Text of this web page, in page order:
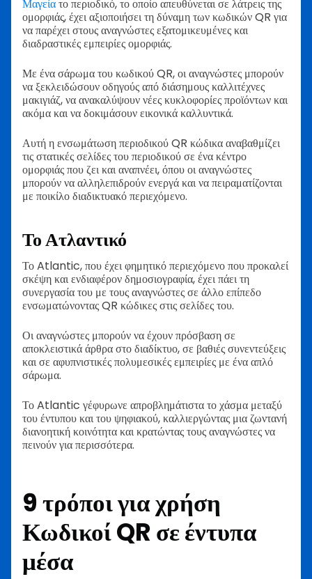
Μαγείατο περιοδικό, το οποίο απευθύνεται σε λάτρεις της
ομορφιάς, έχει αξιοποιήσει τη δύναμη των κωδικών QR για
να παρέχει στους αναγνώστες εξατομικευμένες και
διαδραστικές εμπειρίες ομορφιάς.
Με ένα σάρωμα του κωδικού QR, οι αναγνώστες μπορούν
να ξεκλειδώσουν οδηγούς από διάσημους καλλιτέχνες
μακιγιάζ, να ανακαλύψουν νέες κυκλοφορίες προϊόντων και
ακόμα και να δοκιμάσουν εικονικά καλλυντικά.
Αυτή η ενσωμάτωση περιοδικού QR κώδικα αναβαθμίζει
τις στατικές σελίδες του περιοδικού σε ένα κέντρο
ομορφιάς που ζει και αναπνέει, όπου οι αναγνώστες
μπορούν να αλληλεπιδρούν ενεργά και να πειραματίζονται
με ποικίλο διαδικτυακό περιεχόμενο.
Το Ατλαντικό
Το Atlantic, που έχει φημητικό περιεχόμενο που προκαλεί
σκέψη και ενδιαφέρον δημοσιογραφία, έχει πάει τη
συνεργασία του με τους αναγνώστες σε άλλο επίπεδο
ενσωματώνοντας QR κώδικες στις σελίδες του.
Οι αναγνώστες μπορούν να έχουν πρόσβαση σε
αποκλειστικά άρθρα στο διαδίκτυο, σε βαθιές συνεντεύξεις
και σε αφυπνιστικές πολυμεσικές εμπειρίες με ένα απλό
σάρωμα.
Το Atlantic γέφυρωνε απροβλημάτιστα το χάσμα μεταξύ
του έντυπου και του ψηφιακού, καλλιεργώντας μια ζωντανή
διανοητική κοινότητα και κρατώντας τους αναγνώστες να
πεινούν για περισσότερα.
9 τρόποι για χρήση
Κωδικοί QR σε έντυπα
μέσα